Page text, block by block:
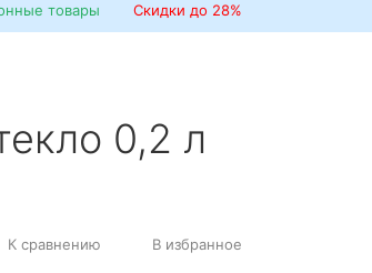
товары Скидки до 28%
0,2 л
К сравнению В избранное